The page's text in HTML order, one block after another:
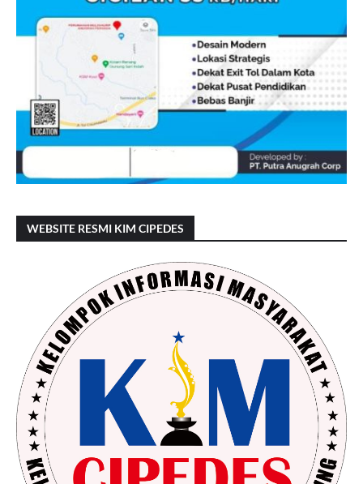
WEBSITE RESMI KIM CIPEDES